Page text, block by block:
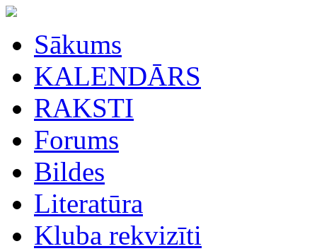
Sākums
KALENDĀRS
RAKSTI
Forums
Bildes
Literatūra
Kluba rekvizīti